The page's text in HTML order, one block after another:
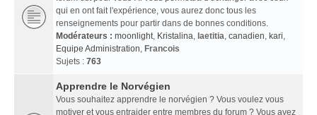
qui en ont fait l'expérience, vous aurez donc tous les
renseignements pour partir dans de bonnes conditions.
Modérateurs : moonlight, Kristalina, laetitia, canadien, kari,
Equipe Administration, Francois
Sujets : 763
Apprendre le Norvégien
Vous souhaitez apprendre le norvégien ? Vous voulez vous
motiver et vous entraider entre membres du forum ? Vous avez